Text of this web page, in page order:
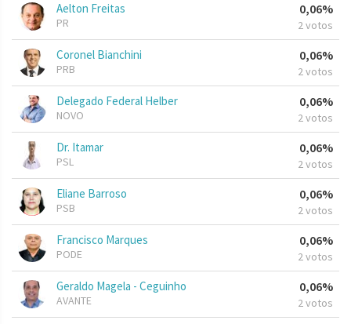
Aelton Freitas
PR
0,06%
2 votos
Coronel Bianchini
PRB
0,06%
2 votos
Delegado Federal Helber
NOVO
0,06%
2 votos
Dr. Itamar
PSL
0,06%
2 votos
Eliane Barroso
PSB
0,06%
2 votos
Francisco Marques
PODE
0,06%
2 votos
Geraldo Magela - Ceguinho
AVANTE
0,06%
2 votos